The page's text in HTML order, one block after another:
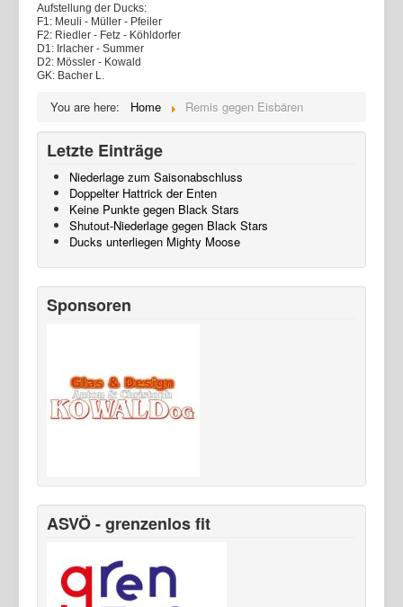
Aufstellung der Ducks:
F1: Meuli - Müller - Pfeiler
F2: Riedler - Fetz - Köhldorfer
D1: Irlacher - Summer
D2: Mössler - Kowald
GK: Bacher L.
You are here: Home Remis gegen Eisbären
Letzte Einträge
Niederlage zum Saisonabschluss
Doppelter Hattrick der Enten
Keine Punkte gegen Black Stars
Shutout-Niederlage gegen Black Stars
Ducks unterliegen Mighty Moose
Sponsoren
ASVÖ - grenzenlos fit